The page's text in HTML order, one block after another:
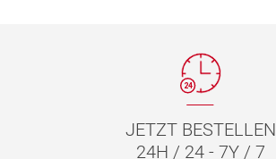
JETZT BESTELLEN
24H / 24 - 7Y / 7